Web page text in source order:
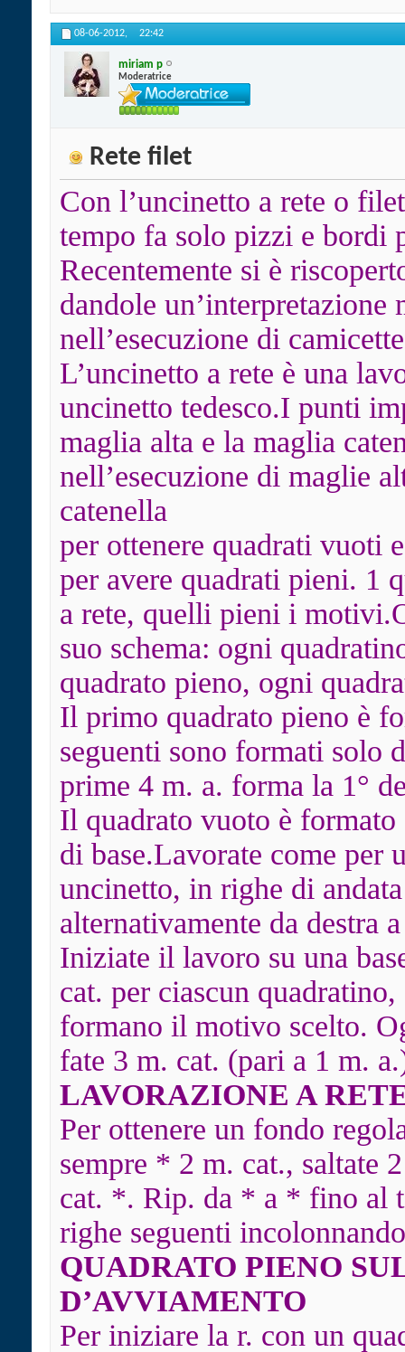
08-06-2012, 22:42
miriam p
Moderatrice
Rete filet
Con l’uncinetto a rete o
tempo fa solo pizzi e bordi
Recentemente si è
dandole un’interpretazione
nell’esecuzione di
L’uncinetto a rete è una
uncinetto tedesco.I punti
maglia alta e la maglia
nell’esecuzione di maglie
catenella
per ottenere quadrati vuoti
per avere quadrati pieni. 1
a rete, quelli pieni i
suo schema: ogni
quadrato pieno, ogni
Il primo quadrato pieno è
seguenti sono formati solo
prime 4 m. a. forma la 1°
Il quadrato vuoto è
di base.Lavorate come per
uncinetto, in righe di
alternativamente da destra
Iniziate il lavoro su una
cat. per ciascun
formano il motivo scelto.
fate 3 m. cat. (pari a 1 m.
LAVORAZIONE A
Per ottenere un fondo
sempre * 2 m. cat., saltate
cat. *. Rip. da * a * fino al
righe seguenti
QUADRATO PIENO
D’AVVIAMENTO
Per iniziare la r. con un